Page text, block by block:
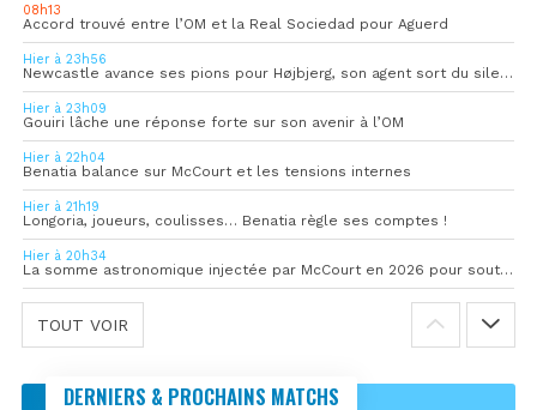
08h13
Accord trouvé entre l’OM et la Real Sociedad pour Aguerd
Hier à 23h56
Newcastle avance ses pions pour Højbjerg, son agent sort du silence
Hier à 23h09
Gouiri lâche une réponse forte sur son avenir à l’OM
Hier à 22h04
Benatia balance sur McCourt et les tensions internes
Hier à 21h19
Longoria, joueurs, coulisses… Benatia règle ses comptes !
Hier à 20h34
La somme astronomique injectée par McCourt en 2026 pour soutenir l’OM
TOUT VOIR
DERNIERS & PROCHAINS MATCHS